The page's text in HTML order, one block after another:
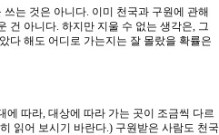
는 것은 아니다. 이미 천국과 구원에 관해
건 아니다. 하지만 지울 수 없는 생각은, 그
다 해도 어디로 가는지는 잘 몰랐을 확률은
따라, 대상에 따라 가는 곳이 조금씩 다르
읽어 보시기 바란다.) 구원받은 사람도 천국